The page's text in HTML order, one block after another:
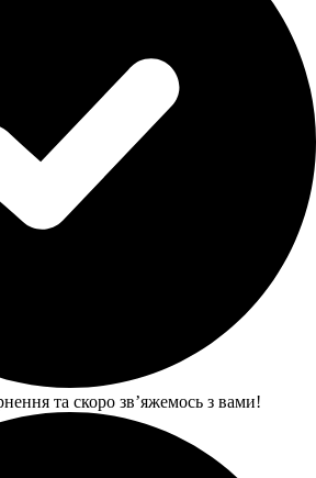
та скоро звʼяжемось з вами!